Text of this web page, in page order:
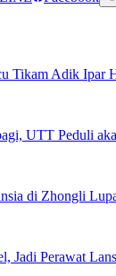
Tikam Adik Ipar
UTT Peduli
di Zhongli
Jadi Perawat